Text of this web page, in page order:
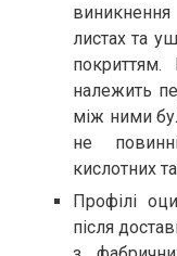
листах та
покриттям.
належить
між ними
не
кислотних
Профілі
після